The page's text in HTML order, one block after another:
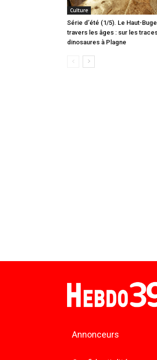
Culture
Série d’été (1/5). Le Haut-
travers les âges : sur les
dinosaures à Plagne